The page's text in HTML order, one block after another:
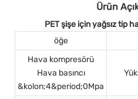
Ürün
PET şişe için yağsız tip
öğe
Hava kompresörü
Hava basıncı
&kolon;4&period;0Mpa